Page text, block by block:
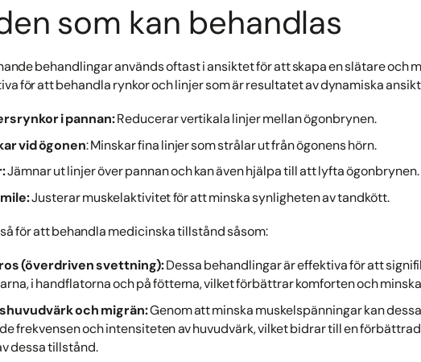
som kan behandlas
behandlingar används oftast i ansiktet för att skapa en slätare och
för att behandla rynkor och linjer som är resultatet av dynamiska
i pannan:Reducerar vertikala linjer mellan ögonbrynen.
vid ögonen: Minskar fina linjer som strålar ut från ögonens hörn.
Jämnar ut linjer över pannan och kan även hjälpa till att lyfta ögonbrynen.
Justerar muskelaktivitet för att minska synligheten av tandkött.
för att behandla medicinska tillstånd såsom:
(överdriven svettning):Dessa behandlingar är effektiva för att
i handflatorna och på fötterna, vilket förbättrar komforten och
och migrän:Genom att minska muskelspänningar kan
frekvensen och intensiteten av huvudvärk, vilket bidrar till en
dessa tillstånd.